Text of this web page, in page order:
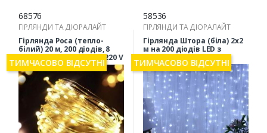
68576
ГІРЛЯНДИ ТА ДЮРАЛАЙТ
Гірлянда Роса (тепло-
білий) 20 м, 200 діодів, 8
режимів, електрична 220 V
ТИМЧАСОВО ВІДСУТНІ
58536
ГІРЛЯНДИ ТА ДЮРАЛАЙТ
Гірлянда Штора (біла) 2х2
м на 200 діодів LED з
пультом
ТИМЧАСОВО ВІДСУТНІ